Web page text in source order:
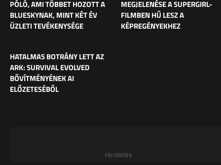
PÓLÓ, AMI TÖBBET HOZOTT A
BLUESKYNAK, MINT KÉT ÉV
ÜZLETI TEVÉKENYSÉGE
MEGJELENÉSE A SUPERGIRL-
FILMBEN HŰ LESZ A
KÉPREGÉNYEKHEZ
HATALMAS BOTRÁNY LETT AZ
ARK: SURVIVAL EVOLVED
BŐVÍTMÉNYÉNEK AI
ELŐZETESÉBŐL
Hirdetés